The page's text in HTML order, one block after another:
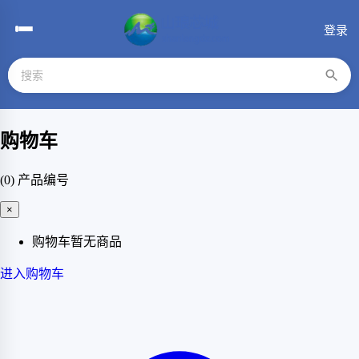
登录
购物车
(0) 产品编号
×
购物车暂无商品
进入购物车